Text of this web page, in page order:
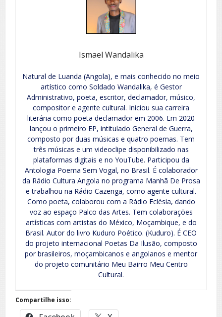
Ismael Wandalika
Natural de Luanda (Angola), e mais conhecido no meio
artístico como Soldado Wandalika, é Gestor
Administrativo, poeta, escritor, declamador, músico,
compositor e agente cultural. Iniciou sua carreira
literária como poeta declamador em 2006. Em 2020
lançou o primeiro EP, intitulado General de Guerra,
composto por duas músicas e quatro poemas. Tem
três músicas e um videoclipe disponibilizado nas
plataformas digitais e no YouTube. Participou da
Antologia Poema Sem Vogal, no Brasil. É colaborador
da Rádio Cultura Angola no programa Manhã De Prosa
e trabalhou na Rádio Cazenga, como agente cultural.
Como poeta, colaborou com a Rádio Eclésia, dando
voz ao espaço Palco das Artes. Tem colaborações
artísticas com artistas do México, Moçambique, e do
Brasil. Autor do livro Kuduro Poético. (Kuduro). É CEO
do projeto internacional Poetas Da Ilusão, composto
por brasileiros, moçambicanos e angolanos e mentor
do projeto comunitário Meu Bairro Meu Centro
Cultural.
Compartilhe isso: